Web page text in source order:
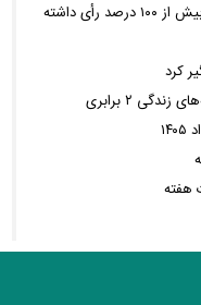
فیلم/ ترامپ: در نظرسنجی‌های اقتصادی باید بیش از ۱۰۰ درصد رأی داشته
کرد
۲ برابری
و دیپلماسی را مانند